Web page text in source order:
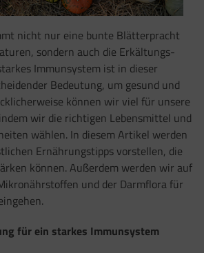
nicht nur eine bunte Blätterpracht
sondern auch die Erkältungs-
Immunsystem ist in dieser
Bedeutung, um gesund und
können wir viel für unsere
wir die richtigen Lebensmittel und
wählen. In diesem Artikel werden
Ernährungstipps vorstellen, die
können. Außerdem werden wir auf
und der Darmflora für
für ein starkes Immunsystem